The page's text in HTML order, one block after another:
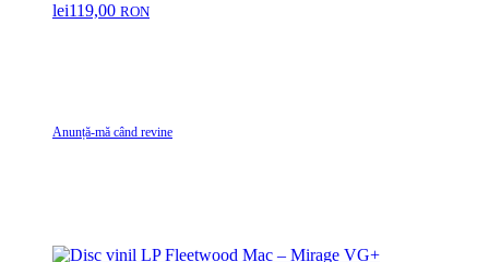
lei119,00 RON
Anunță-mă când revine